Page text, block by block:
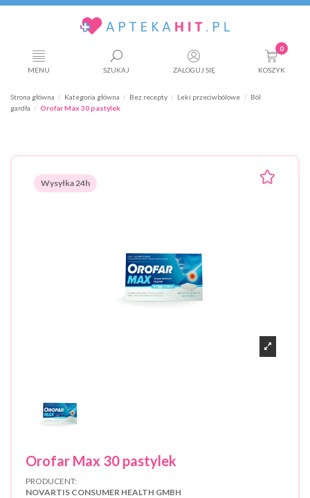
MENU SZUKAJ ZALOGUJ SIĘ
0
KOSZYK
Strona główna Kategoria główna Bez recepty Leki przeciwbólowe
Ból
gardła
Orofar Max 30 pastylek
Wysyłka 24h
Orofar Max 30 pastylek
PRODUCENT:
NOVARTIS CONSUMER HEALTH GMBH